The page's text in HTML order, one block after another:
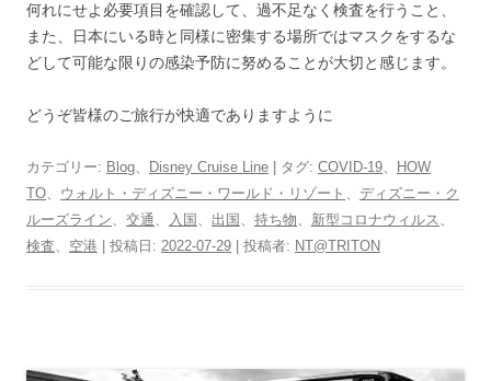
何れにせよ必要項目を確認して、過不足なく検査を行うこと、
また、日本にいる時と同様に密集する場所ではマスクをするな
どして可能な限りの感染予防に努めることが大切と感じます。
どうぞ皆様のご旅行が快適でありますように
カテゴリー: Blog、 Disney Cruise Line | タグ: COVID-19、
HOW
TO、 ウォルト・ディズニー・ワールド・リゾート 、 ディズニー・ク
ルーズライン、 交通、 入国 、 出国 、 持ち物、 新型コロナウィルス 、
検査、 空港 | 投稿日: 2022-07-29 投稿者: NT@TRITON